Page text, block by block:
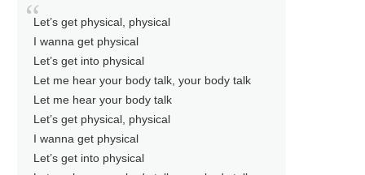
Let’s get physical, physical
I wanna get physical
Let’s get into physical
Let me hear your body talk, your body talk
Let me hear your body talk
Let’s get physical, physical
I wanna get physical
Let’s get into physical